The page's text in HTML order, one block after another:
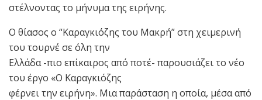
στέλνοντας το μήνυμα της ειρήνης.
Ο θίασος ο “Καραγκιόζης του Μακρή” στη χειμερινή
του τουρνέ σε όλη την
Ελλάδα -πιο επίκαιρος από ποτέ- παρουσιάζει το νέο
του έργο «Ο Καραγκιόζης
φέρνει την ειρήνη». Μια παράσταση η οποία, μέσα από